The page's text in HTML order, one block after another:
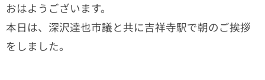
おはようございます。
本日は、深沢達也市議と共に吉祥寺駅で朝のご挨拶
をしました。